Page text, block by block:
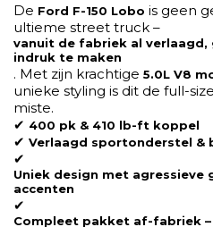
De Ford F-150 Lobo is geen
ultieme street truck –
vanuit de fabriek al verlaagd,
indruk te maken
. Met zijn krachtige 5.0L V8
unieke styling is dit de full-
miste.
✔ 400 pk & 410 lb-ft koppel
✔ Verlaagd sportonderstel &
✔
Uniek design met agressieve
accenten
✔
Compleet pakket af-fabriek